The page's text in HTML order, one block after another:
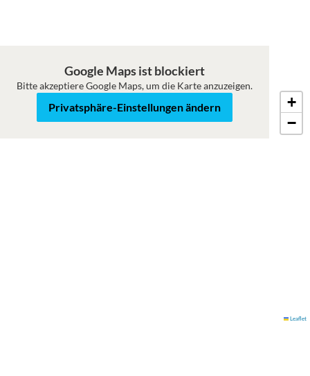
Karte Satellit
+
−
Leaflet
Google Maps ist blockiert
Bitte akzeptiere Google Maps, um die Karte anzuzeigen.
Privatsphäre-Einstellungen ändern